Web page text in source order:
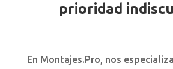
prioridad
En Montajes.Pro, nos